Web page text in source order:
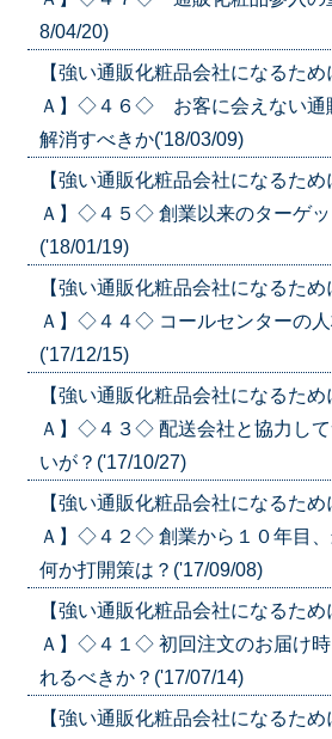
8/04/20)
【強い通販化粧品会社になるた
Ａ】◇４６◇ お客に会えない通
解消すべきか('18/03/09)
【強い通販化粧品会社になるた
Ａ】◇４５◇ 創業以来のターゲ
('18/01/19)
【強い通販化粧品会社になるた
Ａ】◇４４◇ コールセンターの人
('17/12/15)
【強い通販化粧品会社になるた
Ａ】◇４３◇ 配送会社と協力し
いが？('17/10/27)
【強い通販化粧品会社になるた
Ａ】◇４２◇ 創業から１０年目、
何か打開策は？('17/09/08)
【強い通販化粧品会社になるた
Ａ】◇４１◇ 初回注文のお届け時
れるべきか？('17/07/14)
【強い通販化粧品会社になるた